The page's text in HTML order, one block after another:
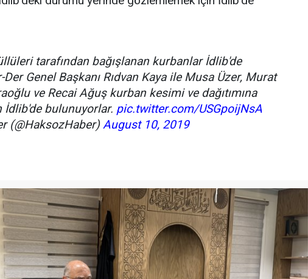
tarafından bağışlanan kurbanlar İdlib'de
Genel Başkanı Rıdvan Kaya ile Musa Üzer, Murat
ve Recai Ağuş kurban kesimi ve dağıtımına
bulunuyorlar. pic.twitter.com/USGpoijNsA
(@HaksozHaber)August 10, 2019